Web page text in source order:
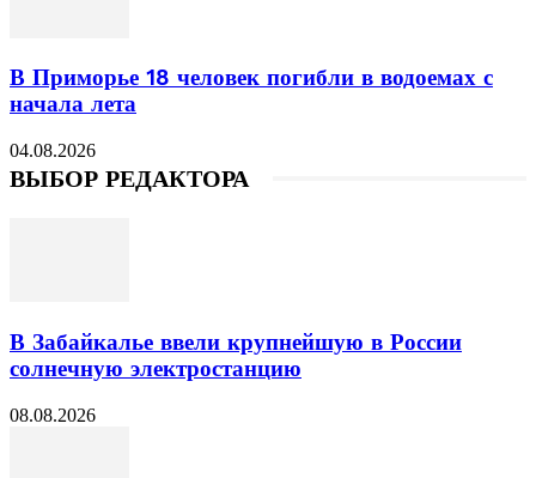
В Приморье 18 человек погибли в водоемах с
начала лета
04.08.2026
ВЫБОР РЕДАКТОРА
В Забайкалье ввели крупнейшую в России
солнечную электростанцию
08.08.2026